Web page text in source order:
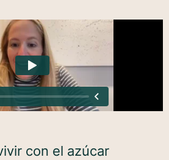
con el azúcar